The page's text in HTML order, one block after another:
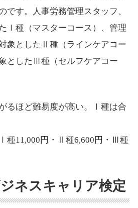
です。人事労務管理スタッフ、
Ⅰ種（マスターコース）、管理
象としたⅡ種（ラインケアコー
としたⅢ種（セルフケアコー
るほど難易度が高い。Ⅰ種は合
種11,000円・Ⅱ種6,600円・Ⅲ種
ネスキャリア検定